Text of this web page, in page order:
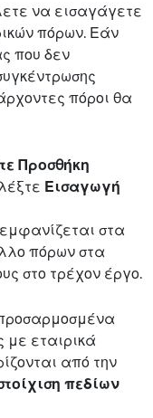
να εισαγάγετε
πόρων. Εάν
που δεν
πόροι θα
Προσθήκη
Εισαγωγή
εμφανίζεται στα
πόρων στα
στο τρέχον έργο.
με εταιρικά
από την
πεδίων